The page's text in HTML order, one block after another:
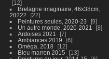
12
Bretagne imaginaire, 46x38cm,
20222
22
Peintures seules, 2020-23
9
Un autre monde, 2020-2021
8
Ardoises 2021
7
Ambiances 2019
6
Oméga, 2018
12
Bleu marron 2015
13